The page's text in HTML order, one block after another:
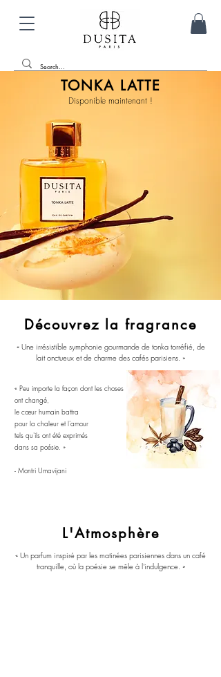
TONKA LATTE
Disponible maintenant !
Découvrez la fragrance
« Une irrésistible symphonie gourmande de tonka torréfié, de
lait onctueux et de charme des cafés parisiens. »
« Peu importe la façon dont les choses
ont changé,
le cœur humain battra
pour la chaleur et l'amour
tels qu'ils ont été exprimés
dans sa poésie. »
- Montri Umavijani
L'Atmosphère
« Un parfum inspiré par les matinées parisiennes dans un café
tranquille, où la poésie se mêle à l'indulgence. »